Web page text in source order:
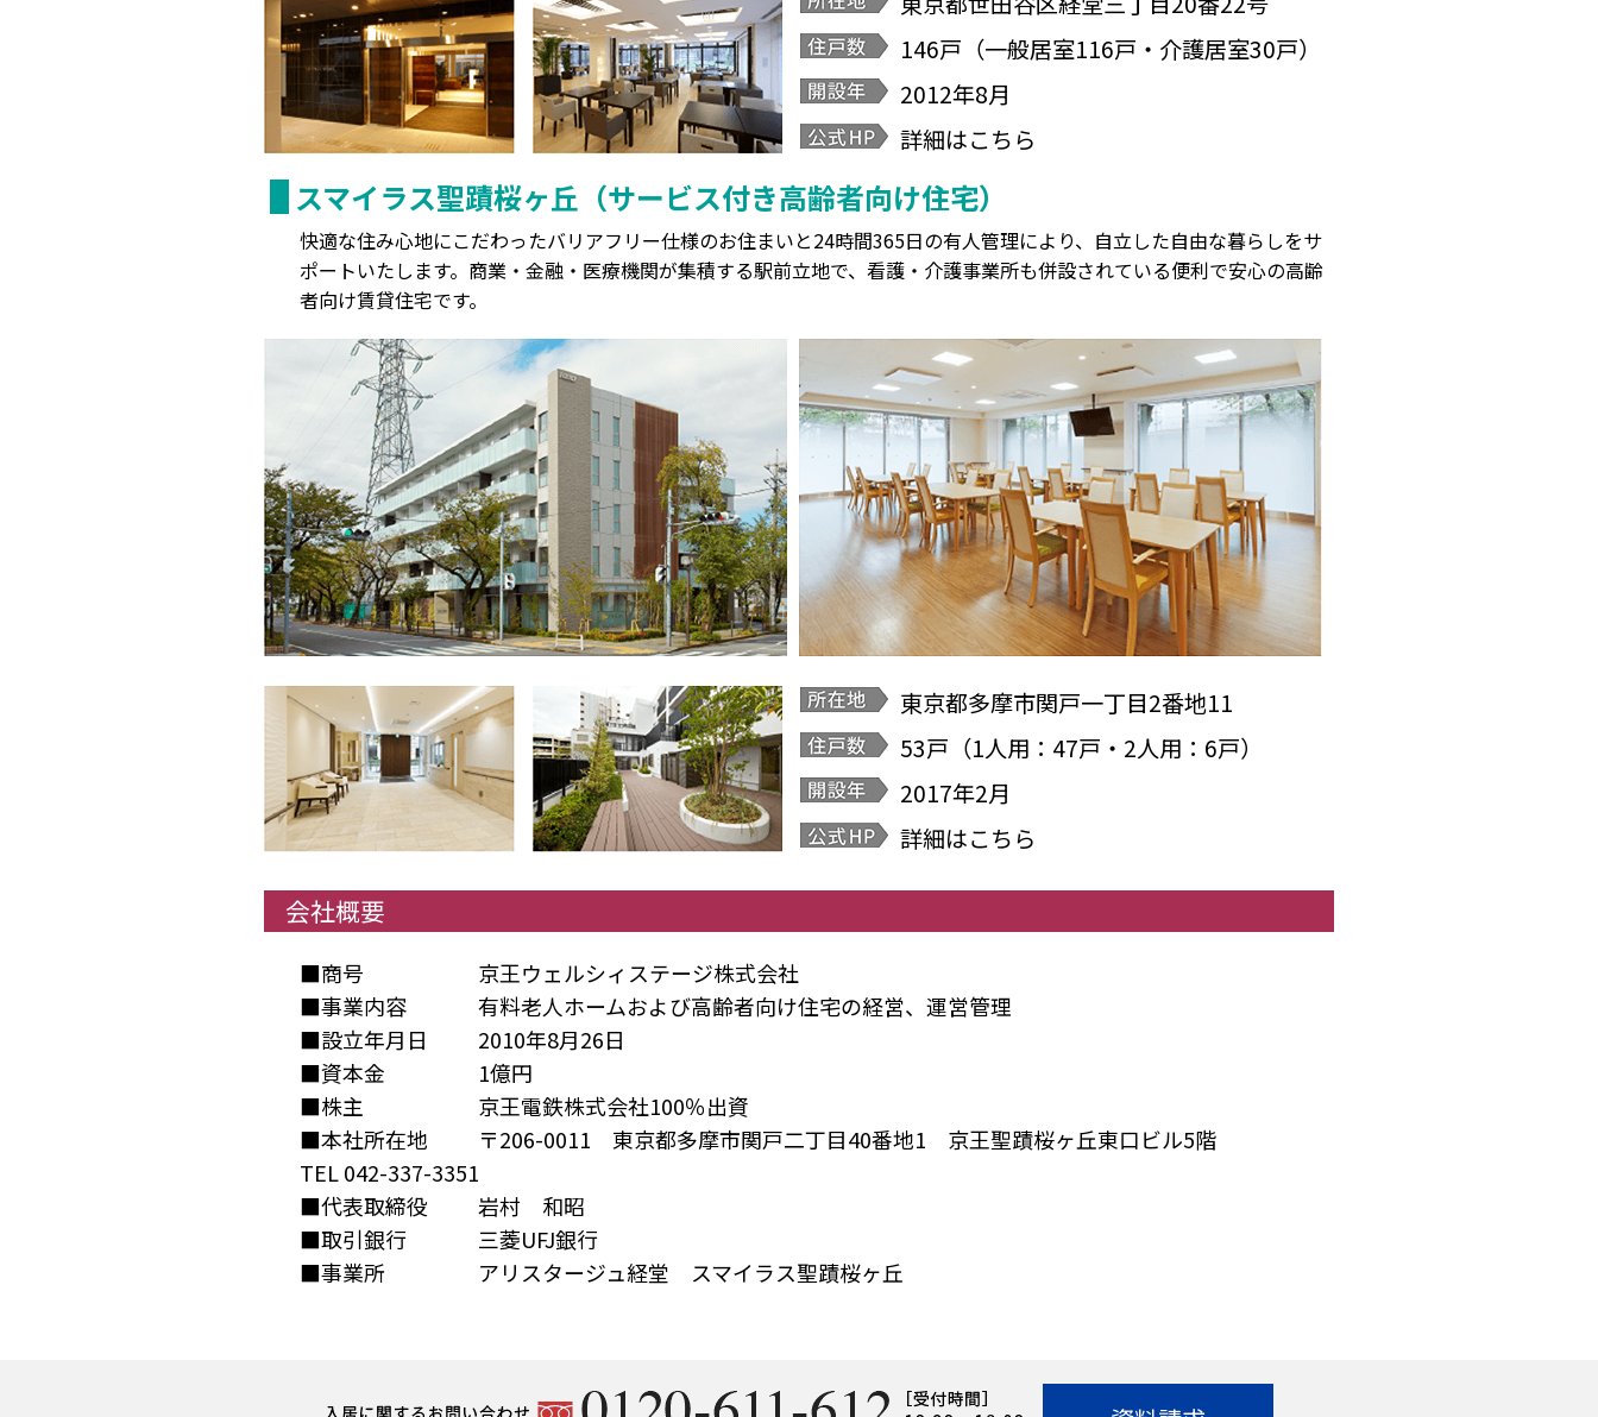
146戸（一般居室116戸・介護居室30戸）
2012年8月
詳細はこちら
スマイラス聖蹟桜ヶ丘（サービス付き高齢者向け住宅）
快適な住み心地にこだわったバリアフリー仕様のお住まいと24時間365日の有人管理により、自立した自由な暮らしをサ
ポートいたします。商業・金融・医療機関が集積する駅前立地で、看護・介護事業所も併設されている便利で安心の高齢
者向け賃貸住宅です。
東京都多摩市関戸一丁目2番地11
53戸（1人用：47戸・2人用：6戸）
2017年2月
詳細はこちら
会社概要
■商号
京王ウェルシィステージ株式会社
■事業内容
有料老人ホームおよび高齢者向け住宅の経営、運営管理
■設立年月日
2010年8月26日
■資本金
1億円
■株主
京王電鉄株式会社100％出資
■本社所在地
〒206-0011 東京都多摩市関戸二丁目40番地1 京王聖蹟桜ヶ丘東口ビル5階
TEL 042-337-3351
■代表取締役
岩村 和昭
■取引銀行
三菱UFJ銀行
■事業所
アリスタージュ経堂 スマイラス聖蹟桜ヶ丘